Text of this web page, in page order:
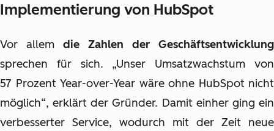
Implementierung von HubSpot
Vor allem die Zahlen der Geschäftsentwicklung
sprechen für sich. „Unser Umsatzwachstum von
57 Prozent Year-over-Year wäre ohne HubSpot nicht
möglich“, erklärt der Gründer. Damit einher ging ein
verbesserter Service, wodurch mit der Zeit neue